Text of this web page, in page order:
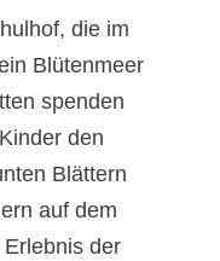
die im
Blütenmeer
spenden
den
Blättern
auf dem
der